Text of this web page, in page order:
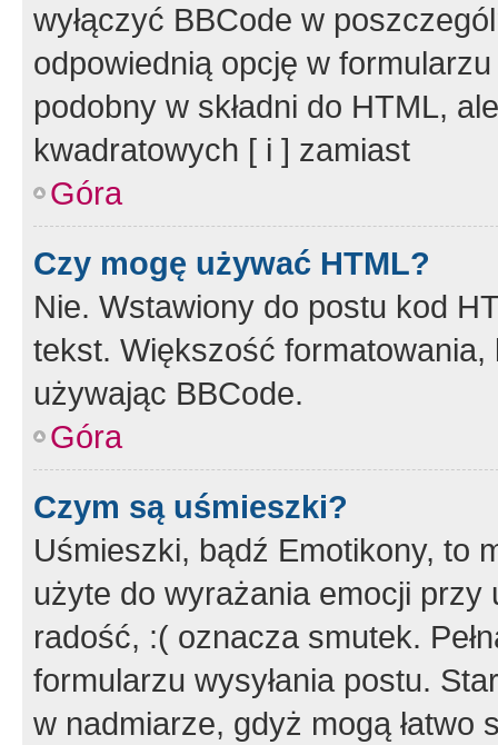
wyłączyć BBCode w
odpowiednią opcję w
podobny w składni do HTML,
kwadratowych [ i ] zamiast
Góra
Czy mogę używać HTML?
Nie. Wstawiony do postu kod
tekst. Większość
używając BBCode.
Góra
Czym są uśmieszki?
Uśmieszki, bądź Emotikony, to
użyte do wyrażania emocji
radość, :( oznacza smutek.
formularzu wysyłania postu.
w nadmiarze, gdyż mogą